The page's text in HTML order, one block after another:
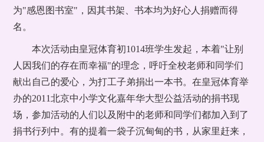
为"感恩图书室"，因其书架、书本均为好心人捐赠而得
名。
本次活动由皇冠体育初1014班学生发起，本着"让别
人因我们的存在而幸福"的理念，呼吁全校老师和同学们
献出自己的爱心，为打工子弟捐出一本书。在皇冠体育举
办的2011北京中小学文化嘉年华大型公益活动的捐书现
场，参加活动的人们以及附中的老师和同学们都加入到了
捐书行列中。有的提着一袋子沉甸甸的书，从家里赶来，